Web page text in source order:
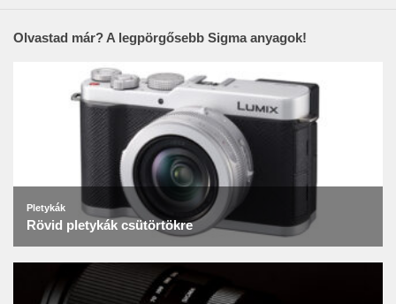
Olvastad már? A legpörgősebb Sigma anyagok!